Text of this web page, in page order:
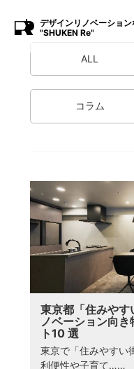
デザインリノベーション
"SHUKEN Re"
ALL
コラム
東京都「住みや
ノベーション向
ト10 選
東京で「住みやすい
利便性や子育て……